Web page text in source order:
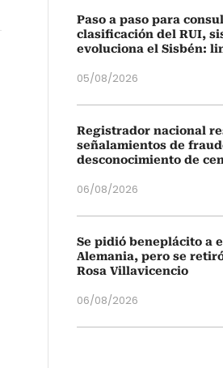
Paso a paso para
clasificación del RUI,
evoluciona el Sisbén:
05/08/2026
Registrador nacional
señalamientos de
desconocimiento de
06/08/2026
Se pidió beneplácito a
Alemania, pero se
Rosa Villavicencio
06/08/2026